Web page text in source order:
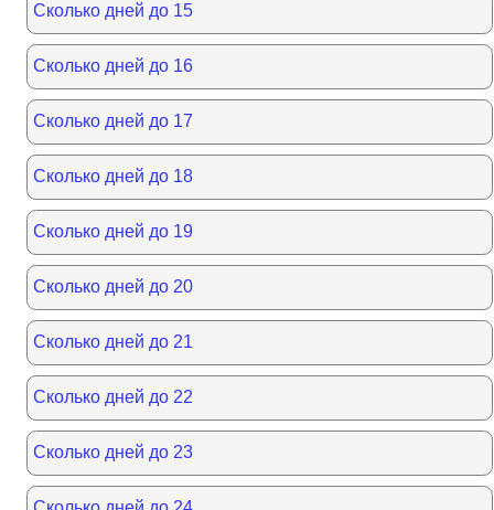
Сколько дней до 15
Сколько дней до 16
Сколько дней до 17
Сколько дней до 18
Сколько дней до 19
Сколько дней до 20
Сколько дней до 21
Сколько дней до 22
Сколько дней до 23